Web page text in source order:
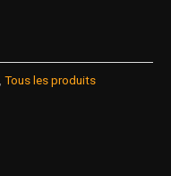
Tous les produits